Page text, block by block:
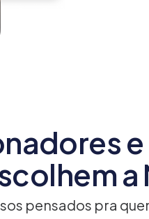
a
pensados pra